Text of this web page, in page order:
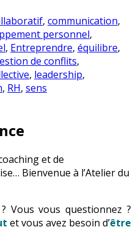
, communication,
personnel,
, Entreprendre, équilibre,
de conflits,
, leadership,
, RH, sens
et de
Bienvenue à l’Atelier du
? Vous vous questionnez ?
et vous avez besoin d’être